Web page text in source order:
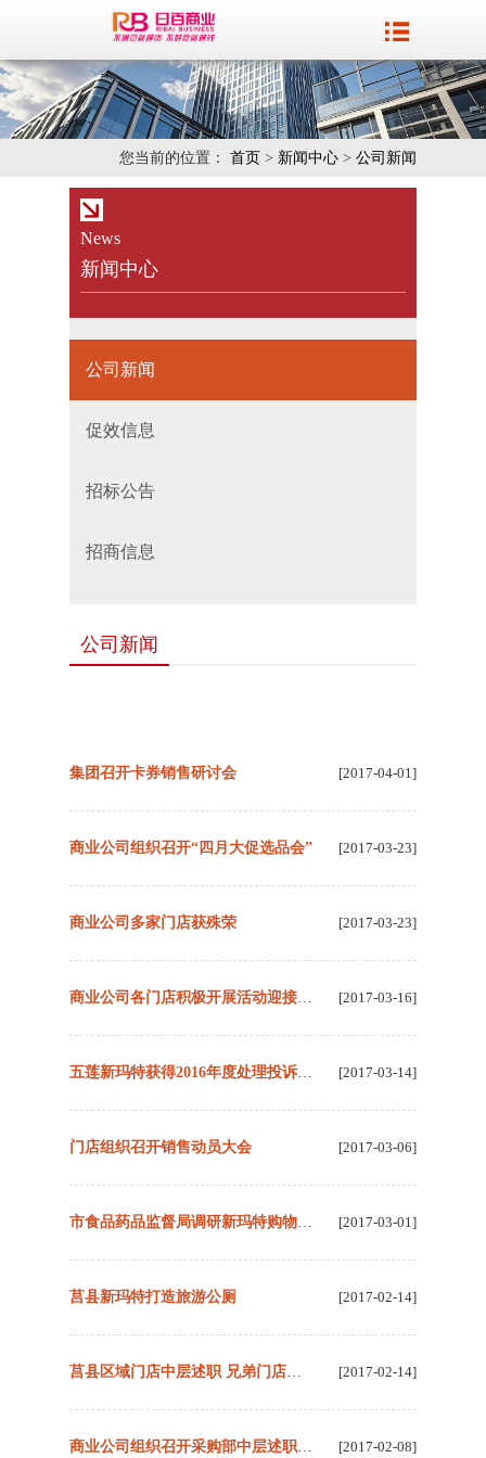
您当前的位置： 首页 > 新闻中心 > 公司新闻
News
新闻中心
公司新闻
促效信息
招标公告
招商信息
公司新闻
集团召开卡券销售研讨会 [2017-04-01]
商业公司组织召开“四月大促选品会” [2017-03-23]
商业公司多家门店获殊荣 [2017-03-23]
[2017-03-16]
[2017-03-14]
门店组织召开销售动员大会 [2017-03-06]
[2017-03-01]
莒县新玛特打造旅游公厕 [2017-02-14]
[2017-02-14]
[2017-02-08]